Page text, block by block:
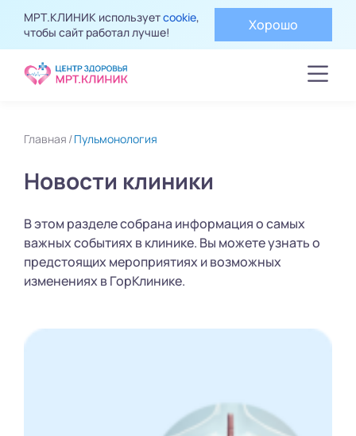
МРТ.КЛИНИК используетcookie,
чтобы сайт работал лучше!
Хорошо
Главная Пульмонология
Новости клиники
В этом разделе собрана информация о самых
важных событиях в клинике. Вы можете узнать о
предстоящих мероприятиях и возможных
изменениях в ГорКлинике.